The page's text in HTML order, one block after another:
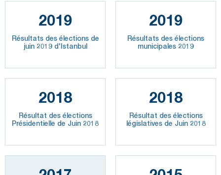
2019
Résultats des élections de
juin 2019 d'Istanbul
2019
Résultats des élections
municipales 2019
2018
Résultat des élections
Présidentielle de Juin 2018
2018
Résultat des élections
législatives de Juin 2018